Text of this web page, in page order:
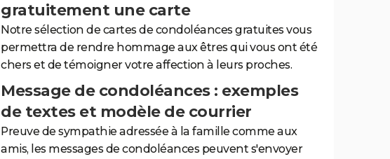
gratuitement une carte
Notre sélection de cartes de condoléances gratuites vous
permettra de rendre hommage aux êtres qui vous ont été
chers et de témoigner votre affection à leurs proches.
Message de condoléances : exemples
de textes et modèle de courrier
Preuve de sympathie adressée à la famille comme aux
amis, les messages de condoléances peuvent s'envoyer